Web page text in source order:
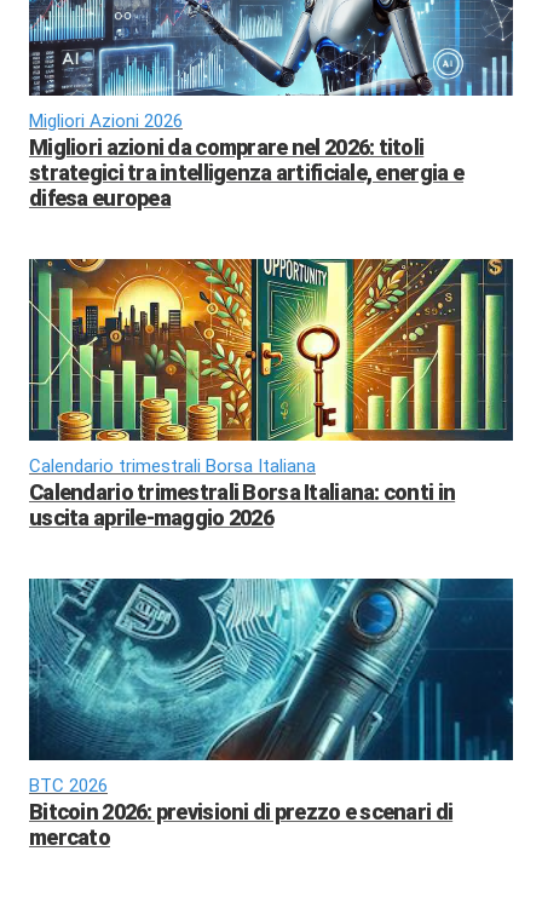
Migliori Azioni 2026
Migliori azioni da comprare nel 2026: titoli
strategici tra intelligenza artificiale, energia e
difesa europea
Calendario trimestrali Borsa Italiana
Calendario trimestrali Borsa Italiana: conti in
uscita aprile-maggio 2026
BTC 2026
Bitcoin 2026: previsioni di prezzo e scenari di
mercato